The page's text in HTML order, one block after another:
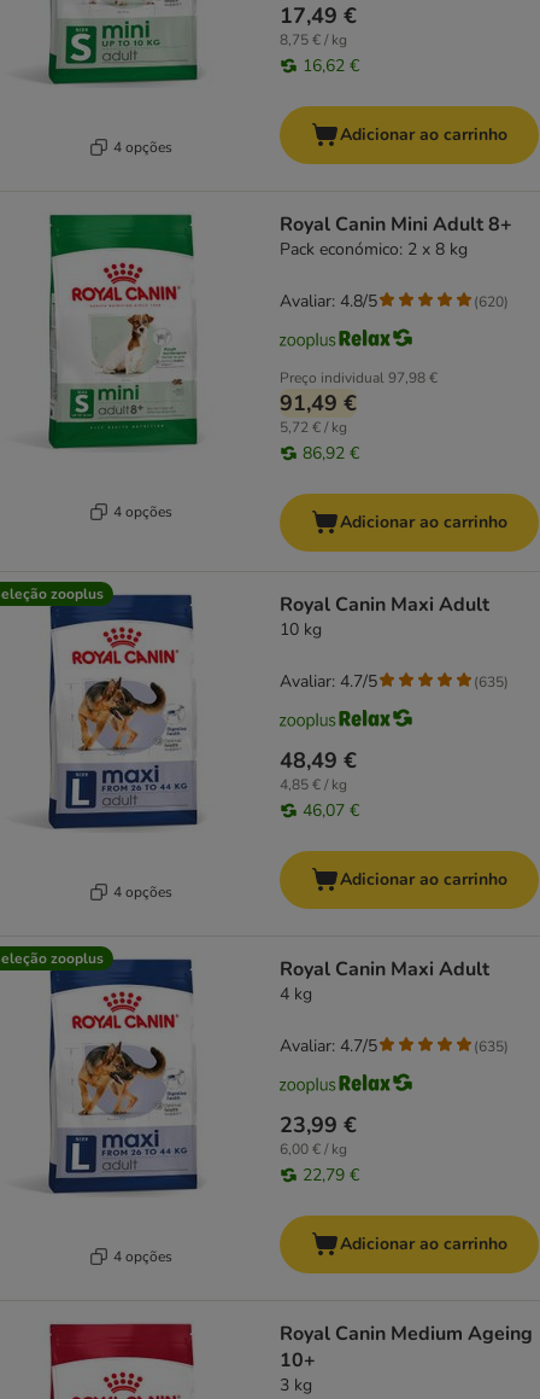
4 opções
17,49 €
8,75 € / kg
16,62 €
Adicionar ao carrinho
4 opções
Royal Canin Mini Adult 8+
Pack económico: 2 x 8 kg
Preço individual97,98 €
91,49 €
5,72 € / kg
86,92 €
Avaliar: 4.8/5 (620)
Adicionar ao carrinho
zooplus
4 opções
Royal Canin Maxi Adult
10 kg
48,49 €
4,85 € / kg
46,07 €
Avaliar: 4.7/5 (635)
Adicionar ao carrinho
zooplus
4 opções
Royal Canin Maxi Adult
4 kg
23,99 €
6,00 € / kg
22,79 €
Avaliar: 4.7/5 (635)
Adicionar ao carrinho
Royal Canin Medium Ageing
10+
3 kg